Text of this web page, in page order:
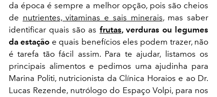
da época é sempre a melhor opção, pois são cheios
de nutrientes, vitaminas e sais minerais, mas saber
identificar quais são as frutas, verduras ou legumes
da estação e quais benefícios eles podem trazer, não
é tarefa tão fácil assim. Para te ajudar, listamos os
principais alimentos e pedimos uma ajudinha para
Marina Politi, nutricionista da Clínica Horaios e ao Dr.
Lucas Rezende, nutrólogo do Espaço Volpi, para nos